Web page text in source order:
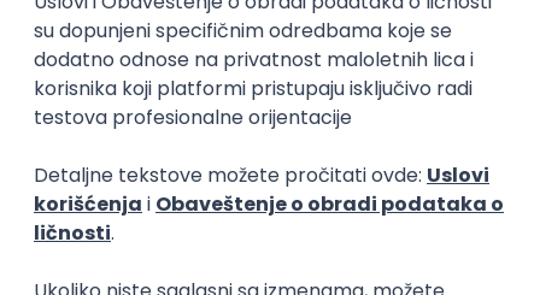
"Prosečna ocena studiranja"
predstavlja prosečnu ocenu koju
studenti dobijaju na ispitima tokom
studija.
8.52
Brojupisanihstudenata 👫
Ukupan broj upisanih studenata za školsku